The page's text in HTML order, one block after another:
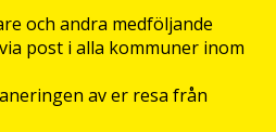
och andra medföljande
post i alla kommuner inom
av er resa från